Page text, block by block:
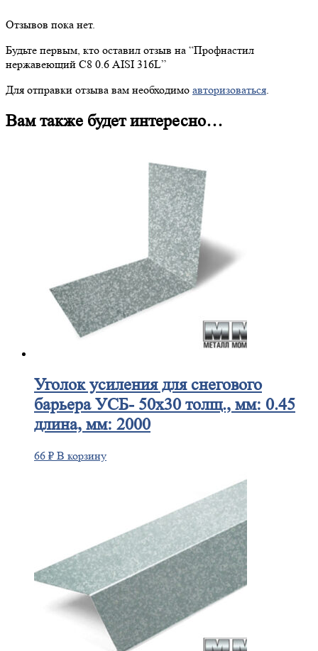
Отзывов пока нет.
Будьте первым, кто оставил отзыв на “Профнастил
нержавеющий С8 0.6 AISI 316L”
Для отправки отзыва вам необходимо авторизоваться
Вам также будет интересно…
Уголокусиления для снегового
барьера УСБ- 50х30 толщ., мм: 0.45
длина, мм: 2000
66 ₽ В корзину